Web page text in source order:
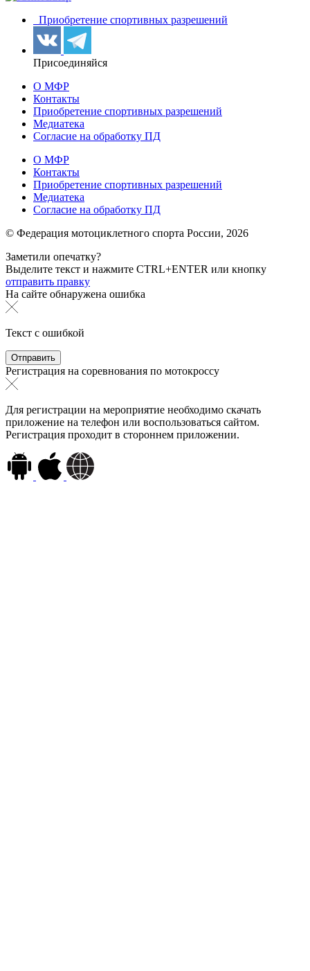
Приобретение спортивных разрешений
Присоединяйся
О МФР
Контакты
Приобретение спортивных разрешений
Медиатека
Согласие на обработку ПД
О МФР
Контакты
Приобретение спортивных разрешений
Медиатека
Согласие на обработку ПД
© Федерация мотоциклетного спорта России, 2026
Заметили опечатку?
Выделите текст и нажмите CTRL+ENTER или кнопку
отправить правку
На сайте обнаружена ошибка
Текст с ошибкой
Регистрация на соревнования по мотокроссу
Для регистрации на мероприятие необходимо скачать
приложение на телефон или воспользоваться сайтом.
Регистрация проходит в стороннем приложении.